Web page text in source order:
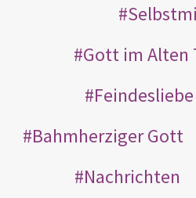
Gott im Alten
Feindesliebe
Bahmherziger Gott
Nachrichten